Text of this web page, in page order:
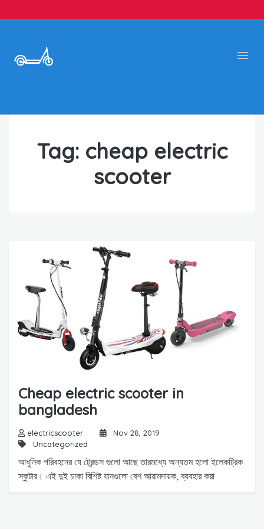
Tag: cheap electric
scooter
Cheap electric scooter in
bangladesh
electricscooter
Nov 28, 2019
Uncategorized
আধুনিক পরিবহনের যে ট্রেন্ডস গুলো আছে তারমধ্যে অন্যতম হলো ইলেকট্রিক
স্কুটার। এই দুই চাকা বিশিষ্ট যানগুলো বেশ আরামদায়ক, ব্যবহার করা